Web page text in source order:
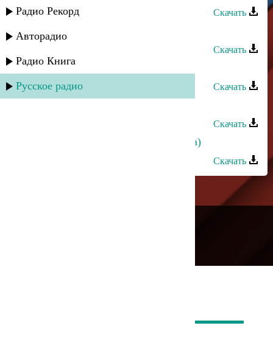
Радио Рекорд
Авторадио
Радио Книга
Русское радио
Скачать
Скачать
Султан - Шептала нам судьба
Скачать
Скачать
Султан - Танцуй, Кавказ (Лезгинка)
Скачать